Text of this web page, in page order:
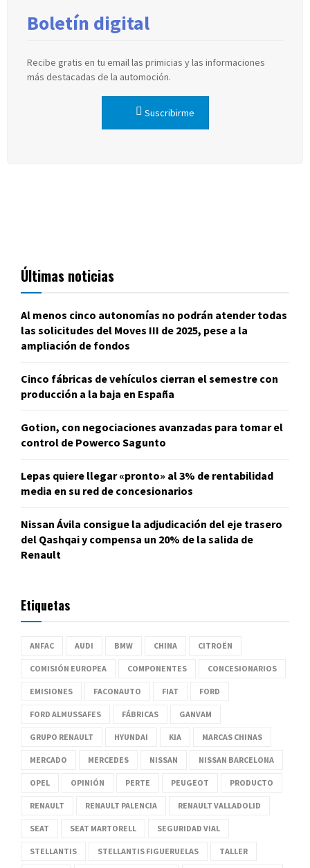
Boletín digital
Recibe gratis en tu email las primicias y las informaciones
más destacadas de la automoción.
Suscribirme
Últimas noticias
Al menos cinco autonomías no podrán atender todas
las solicitudes del Moves III de 2025, pese a la
ampliación de fondos
Cinco fábricas de vehículos cierran el semestre con
producción a la baja en España
Gotion, con negociaciones avanzadas para tomar el
control de Powerco Sagunto
Lepas quiere llegar «pronto» al 3% de rentabilidad
media en su red de concesionarios
Nissan Ávila consigue la adjudicación del eje trasero
del Qashqai y compensa un 20% de la salida de
Renault
Etiquetas
ANFAC AUDI BMW CHINA CITROËN
COMISIÓN EUROPEA COMPONENTES CONCESIONARIOS
EMISIONES FACONAUTO FIAT FORD
FORD ALMUSSAFES FÁBRICAS GANVAM
GRUPO RENAULT HYUNDAI KIA MARCAS CHINAS
MERCADO MERCEDES NISSAN NISSAN BARCELONA
OPEL OPINIÓN PERTE PEUGEOT PRODUCTO
RENAULT RENAULT PALENCIA RENAULT VALLADOLID
SEAT SEAT MARTORELL SEGURIDAD VIAL
STELLANTIS STELLANTIS FIGUERUELAS TALLER